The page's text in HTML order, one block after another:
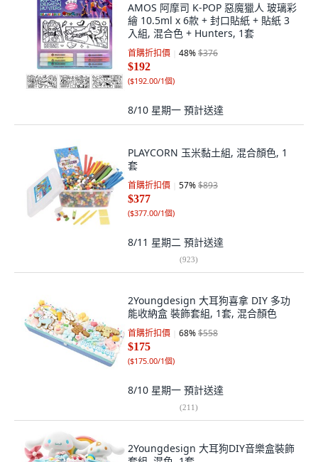
AMOS 阿摩司 K-POP 惡魔獵人 玻璃彩
繪 10.5ml x 6款 + 封口貼紙 + 貼紙 3
入組, 混合色 + Hunters, 1套
首購折扣價 48%$376
$192
($192.00/1個)
8/10 星期一 預計送達
PLAYCORN 玉米黏土組, 混合顏色, 1
套
首購折扣價 57%$893
$377
($377.00/1個)
8/11 星期二 預計送達
(923)
2Youngdesign 大耳狗喜拿 DIY 多功
能收納盒 裝飾套組, 1套, 混合顏色
首購折扣價 68%$558
$175
($175.00/1個)
8/10 星期一 預計送達
(211)
2Youngdesign 大耳狗DIY音樂盒裝飾